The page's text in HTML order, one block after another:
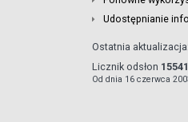
Udostępnianie
Ostatnia aktualizacja:
Licznik odsłon
Od dnia 16 czerwca